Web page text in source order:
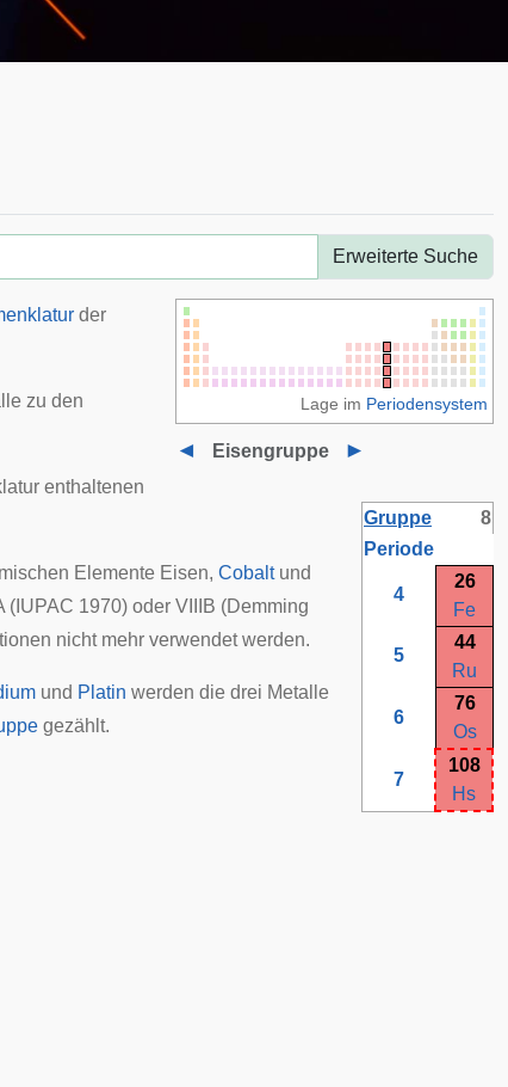
Erweiterte Suche
◄ Eisengruppe ►
Lage im Periodensystem
Gruppe
8
Periode
4
26
Fe
5
44
Ru
6
76
Os
7
108
Hs
der
zu den
enthaltenen
Elemente Eisen, Cobaltund
1970) oder VIIIB (Demming
nicht mehr verwendet werden.
und Platin werden die drei Metalle
gezählt.